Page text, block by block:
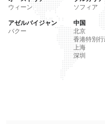
ウィーン
アゼルバイジャン
バクー
ソフィア
中国
北京
香港特別
上海
深圳